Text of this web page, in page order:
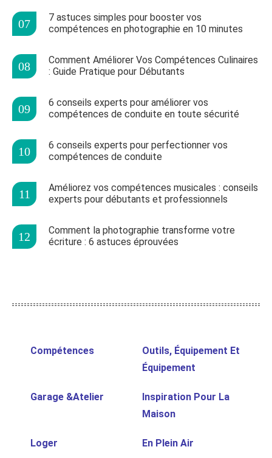
7 astuces simples pour booster vos
compétences en photographie en 10 minutes
Comment Améliorer Vos Compétences Culinaires
: Guide Pratique pour Débutants
6 conseils experts pour améliorer vos
compétences de conduite en toute sécurité
6 conseils experts pour perfectionner vos
compétences de conduite
Améliorez vos compétences musicales : conseils
experts pour débutants et professionnels
Comment la photographie transforme votre
écriture : 6 astuces éprouvées
Compétences
Outils, Équipement Et
Équipement
Garage &Atelier
Inspiration Pour La
Maison
Loger En Plein Air